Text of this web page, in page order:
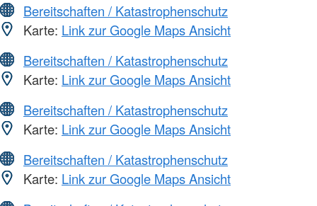
Bereitschaften / Katastrophenschutz
Karte: Link zur Google Maps Ansicht
Bereitschaften / Katastrophenschutz
Karte: Link zur Google Maps Ansicht
Bereitschaften / Katastrophenschutz
Karte: Link zur Google Maps Ansicht
Bereitschaften / Katastrophenschutz
Karte: Link zur Google Maps Ansicht